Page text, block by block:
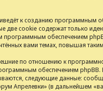
к созданию программным
cookie содержат только
обеспечением
вами темах, повышая
по отношению к
обеспечением
следующие данные:
Апрелевки» (в дальнейшем